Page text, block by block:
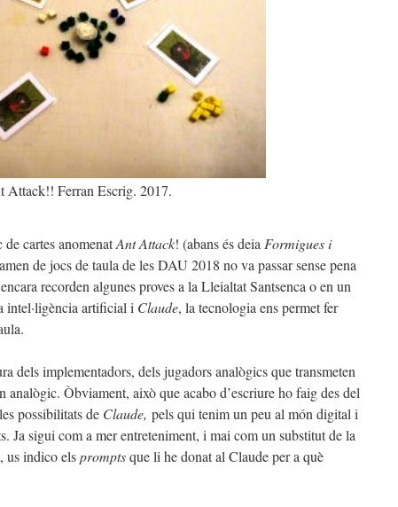
Attack!! Ferran Escrig. 2017.
cartes anomenatAnt Attack! (abans és deia Formigues i
de jocs de taula de les DAU 2018 no va passar sense pena
recorden algunes proves a la Lleialtat Santsenca o en un
intel·ligència artificial i Claude, la tecnologia ens permet fer
dels implementadors, dels jugadors analògics que transmeten
Òbviament, això que acabo d’escriure ho faig des del
possibilitats de Claude, pels qui tenim un peu al món digital i
Ja sigui com a mer entreteniment, i mai com un substitut de la
us indico elspromptsque li he donat al Claude per a què